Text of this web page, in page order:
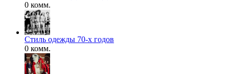
0 комм.
Стиль одежды 70-х годов
0 комм.